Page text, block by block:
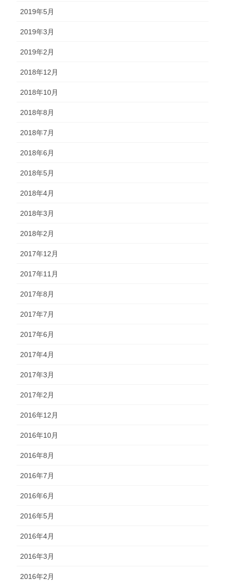
2019年5月
2019年3月
2019年2月
2018年12月
2018年10月
2018年8月
2018年7月
2018年6月
2018年5月
2018年4月
2018年3月
2018年2月
2017年12月
2017年11月
2017年8月
2017年7月
2017年6月
2017年4月
2017年3月
2017年2月
2016年12月
2016年10月
2016年8月
2016年7月
2016年6月
2016年5月
2016年4月
2016年3月
2016年2月